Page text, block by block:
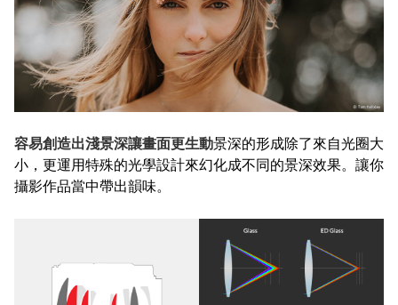
容易創造出淺景深讓畫面更生動景深的形成除了來自光圈大
小，更運用特殊的光學設計來幻化成不同的景深效果。讓你
攝影作品當中帶出韻味。